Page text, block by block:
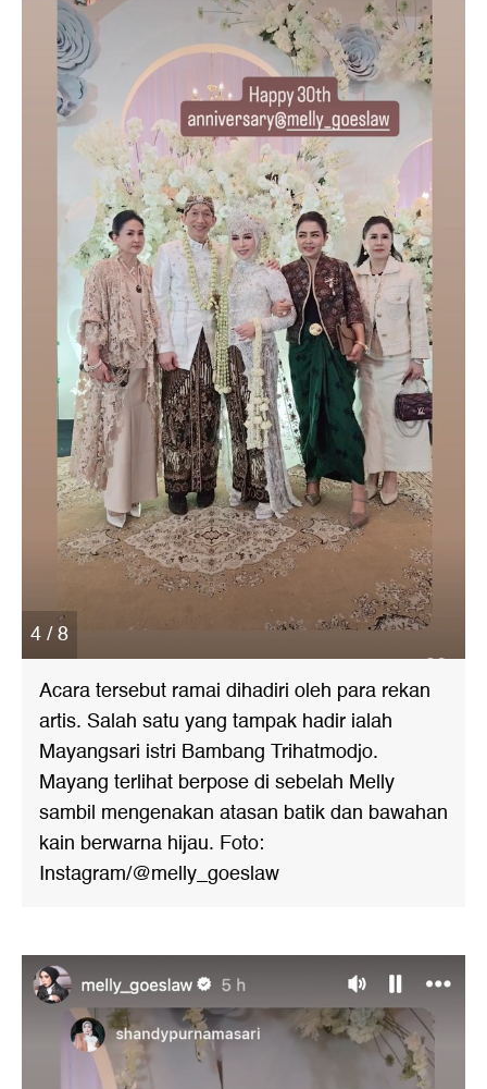
4 / 8
Acara tersebut ramai dihadiri oleh para rekan
artis. Salah satu yang tampak hadir ialah
Mayangsari istri Bambang Trihatmodjo.
Mayang terlihat berpose di sebelah Melly
sambil mengenakan atasan batik dan bawahan
kain berwarna hijau. Foto:
Instagram/@melly_goeslaw